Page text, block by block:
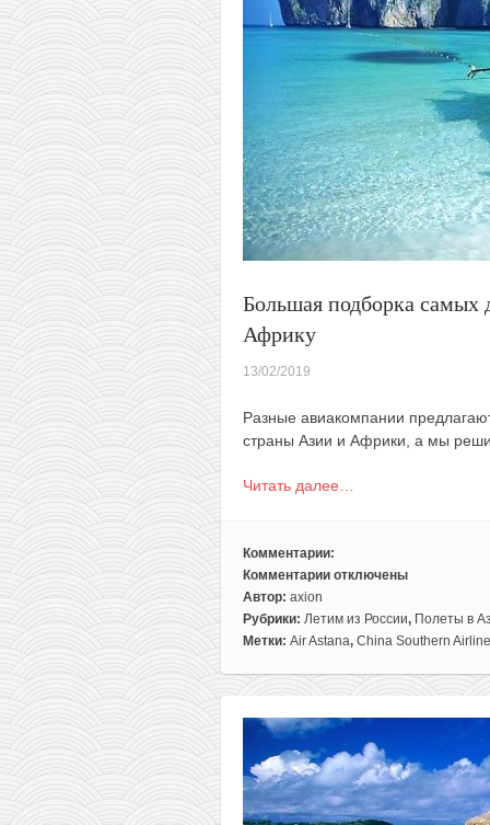
Большая подборка
Африку
13/02/2019
Разные авиакомпании
страны Азии и Африки, а мы
Читать далее…
Комментарии:
Комментарии
к
записи
Большая
самых
билетов
Москвы
в
Азию
отключены
Автор: axion
Рубрики: Летим из России, Полеты в
Метки: Air Astana, China Southern